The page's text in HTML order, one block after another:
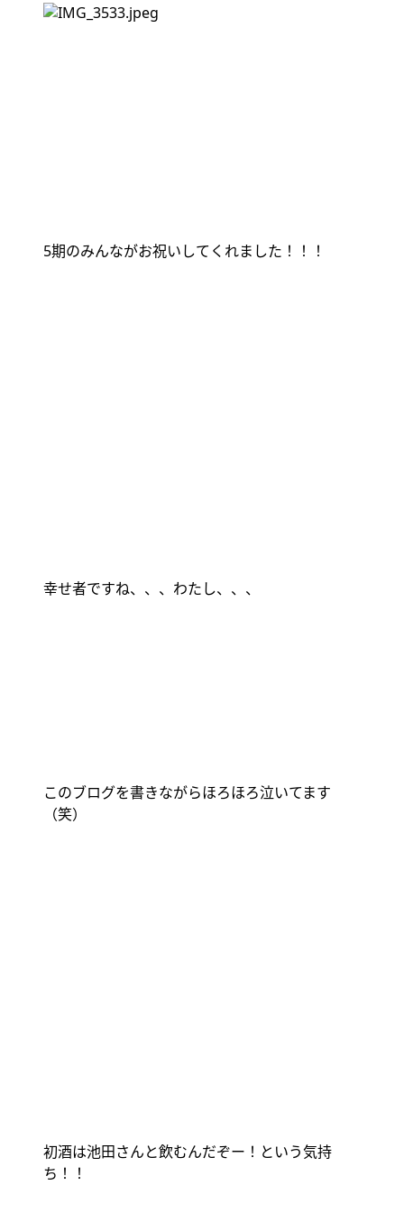
5期のみんながお祝いしてくれました！！！
幸せ者ですね、、、わたし、、、
このブログを書きながらほろほろ泣いてます
（笑）
初酒は池田さんと飲むんだぞー！という気持
ち！！